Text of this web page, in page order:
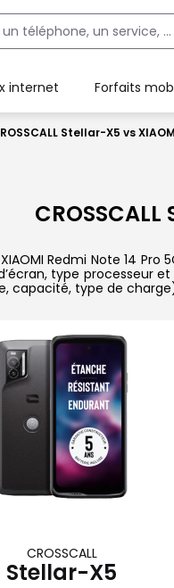
internet Forfaits
Stellar-X5 vs
XIAOMI Redmi Note 14
type processeur
capacité, type de
CROSSCALL
Stellar-X5